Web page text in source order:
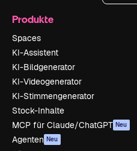
Produkte
Spaces
KI-Assistent
KI-Bildgenerator
KI-Videogenerator
KI-Stimmengenerator
Stock-Inhalte
MCP für Claude/ChatGPT Neu
Agenten Neu